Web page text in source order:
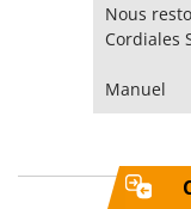
Nous
Cordiales
Manuel